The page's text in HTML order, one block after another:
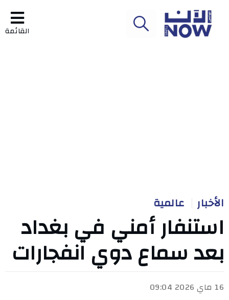
القائمة
الأخبار عالمية
استنفار أمني في بغداد
بعد سماع دوي انفجارات
16 ماي 2026 09:04